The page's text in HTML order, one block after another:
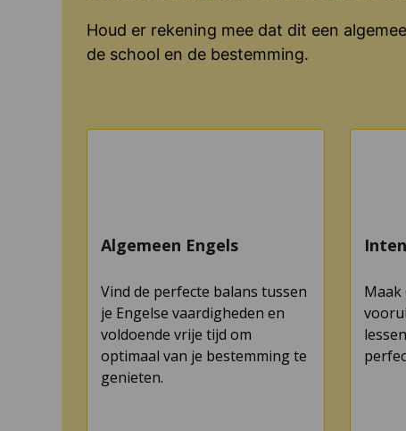
Houd er rekening mee dat dit een
de school en de bestemming.
Algemeen Engels
Vind de perfecte balans tussen
je Engelse vaardigheden en
voldoende vrije tijd om
optimaal van je bestemming te
genieten.
Maak